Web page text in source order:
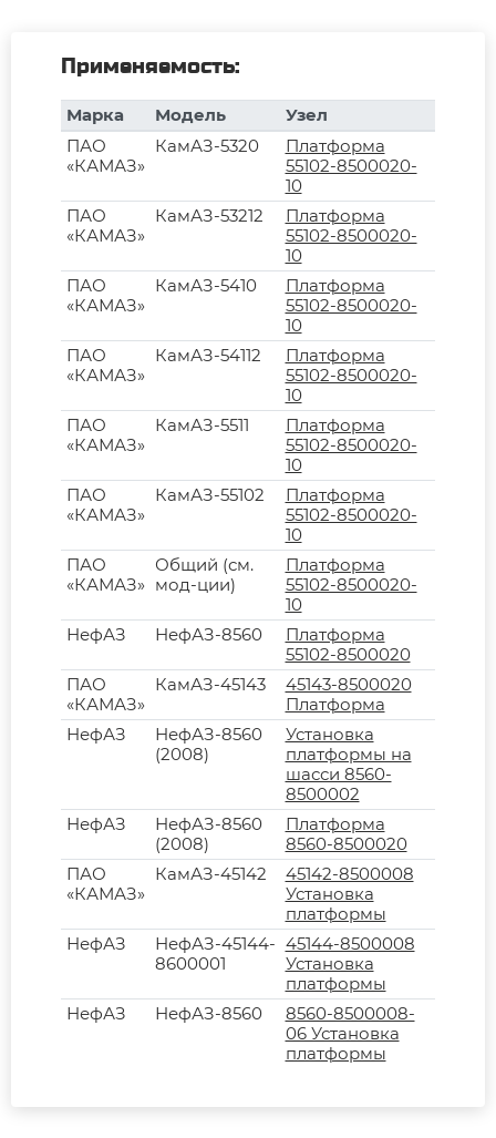
Применяемость:
Марка Модель
Узел
ПАО
«КАМАЗ»
КамАЗ-5320
Платформа
55102-8500020-
10
ПАО
«КАМАЗ»
КамАЗ-53212
Платформа
55102-8500020-
10
ПАО
«КАМАЗ»
КамАЗ-5410
Платформа
55102-8500020-
10
ПАО
«КАМАЗ»
КамАЗ-54112
Платформа
55102-8500020-
10
ПАО
«КАМАЗ»
КамАЗ-5511
Платформа
55102-8500020-
10
ПАО
«КАМАЗ»
КамАЗ-55102
Платформа
55102-8500020-
10
ПАО
«КАМАЗ»
Общий (см.
мод-ции)
Платформа
55102-8500020-
10
НефАЗ
НефАЗ-8560
Платформа
55102-8500020
ПАО
«КАМАЗ»
КамАЗ-45143
45143-8500020
Платформа
НефАЗ
НефАЗ-8560
(2008)
Установка
платформы на
шасси 8560-
8500002
НефАЗ
НефАЗ-8560
(2008)
Платформа
8560-8500020
ПАО
«КАМАЗ»
КамАЗ-45142
45142-8500008
Установка
платформы
НефАЗ
НефАЗ-45144-
8600001
45144-8500008
Установка
платформы
НефАЗ
НефАЗ-8560
8560-8500008-
06 Установка
платформы